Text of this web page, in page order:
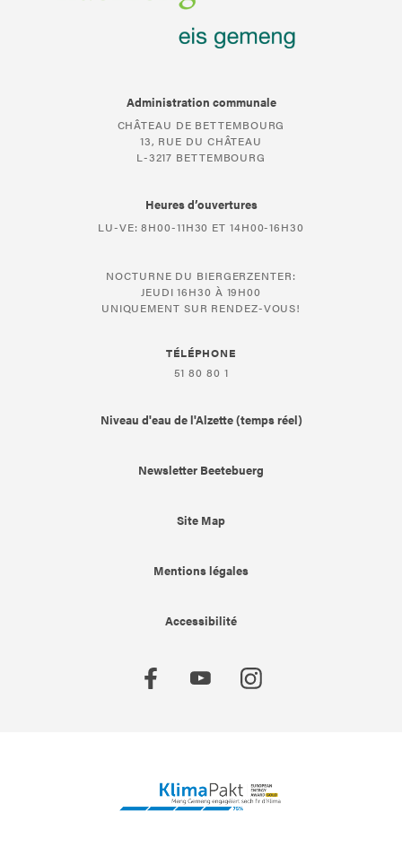
Administration communale
CHÂTEAU DE BETTEMBOURG
13, RUE DU CHÂTEAU
L-3217 BETTEMBOURG
Heures d’ouvertures
LU-VE: 8H00-11H30 ET 14H00-16H30
NOCTURNE DU BIERGERZENTER:
JEUDI 16H30 À 19H00
UNIQUEMENT SUR RENDEZ-VOUS!
TÉLÉPHONE
51 80 80 1
Niveau d'eau de l'Alzette (temps réel)
Newsletter Beetebuerg
Site Map
Mentions légales
Accessibilité